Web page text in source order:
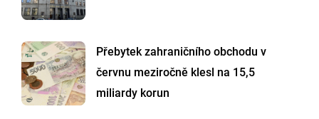
Přebytek zahraničního obchodu v
červnu meziročně klesl na 15,5
miliardy korun